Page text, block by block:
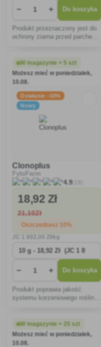
− + Do koszyka
Produkt przeznaczony jest do
ochrony ziarna przed parchem
(botrytis)
W magazynie > 5 szt
Możesz mieć w poniedziałek,
10.08.
Działanie −10%
Nowy
Clonoplus
FytoFarm
4.9(19)
18,92 Zł
21,10Zł
Oszczędzasz 10%
1 892 ,00 Zł/kg
− + Do koszyka
Produkt poprawia jakość
systemu korzeniowego roślin,
roślin.
W magazynie > 20 szt
Możesz mieć w poniedziałek,
10.08.